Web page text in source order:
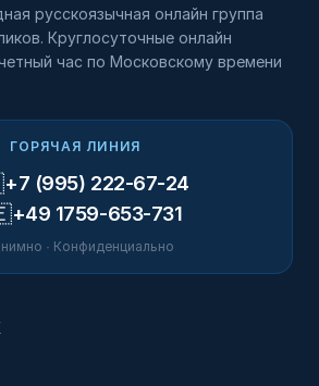
русскоязычная онлайн группа
Круглосуточные онлайн
час по Московскому времени
ГОРЯЧАЯ ЛИНИЯ
+7 (995) 222-67-24
+49 1759-653-731
· Конфиденциально